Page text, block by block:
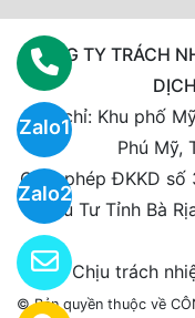
Zalo2
Zalo1
CÔNG TY TRÁCH
Địa chỉ: Khu phố
Phú Mỹ,
Giấy phép ĐKKD số
Đầu Tư Tỉnh Bà
Chịu trách
© Bản quyền thuộc về